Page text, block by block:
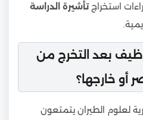
استخراجتأشيرة الدراسة
بعد التخرج من
أو خارجها؟
لعلوم الطيران يتمتعون